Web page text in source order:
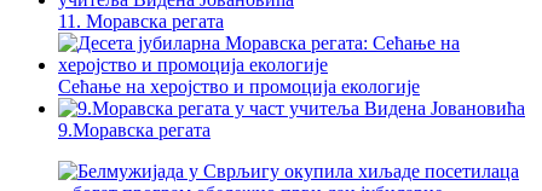
11. Моравска регата
Сећање на херојство и промоција екологије
9.Моравска регата